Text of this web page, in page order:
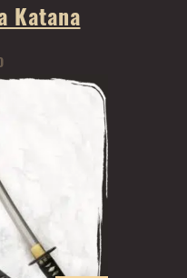
Katana